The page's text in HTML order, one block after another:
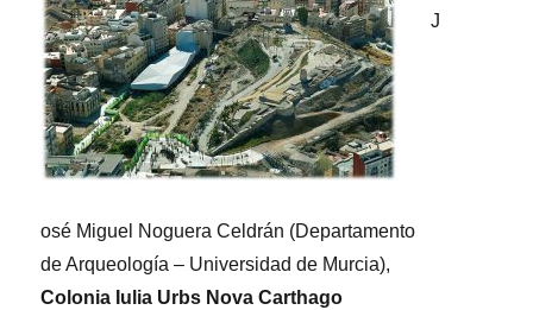
J
osé Miguel Noguera Celdrán (Departamento
de Arqueología – Universidad de Murcia),
Colonia Iulia Urbs Nova Carthago